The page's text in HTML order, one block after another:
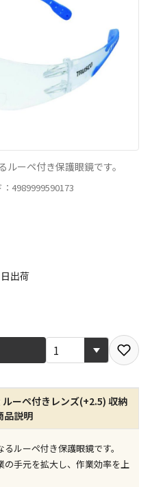
ーペ付き保護眼鏡です。
4989999590173
きる商品です
です（宅配便でのお届けが
同じ店舗での受取となりま
きる商品です（宅配便での
ーペ付きレンズ(+2.5) 収納
品説明
ルーペ付き保護眼鏡です。
手元を拡大し、作業効率を上